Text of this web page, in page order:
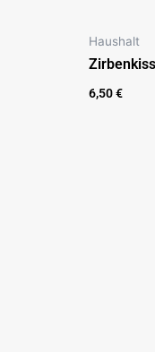
Haushalt
6,50€